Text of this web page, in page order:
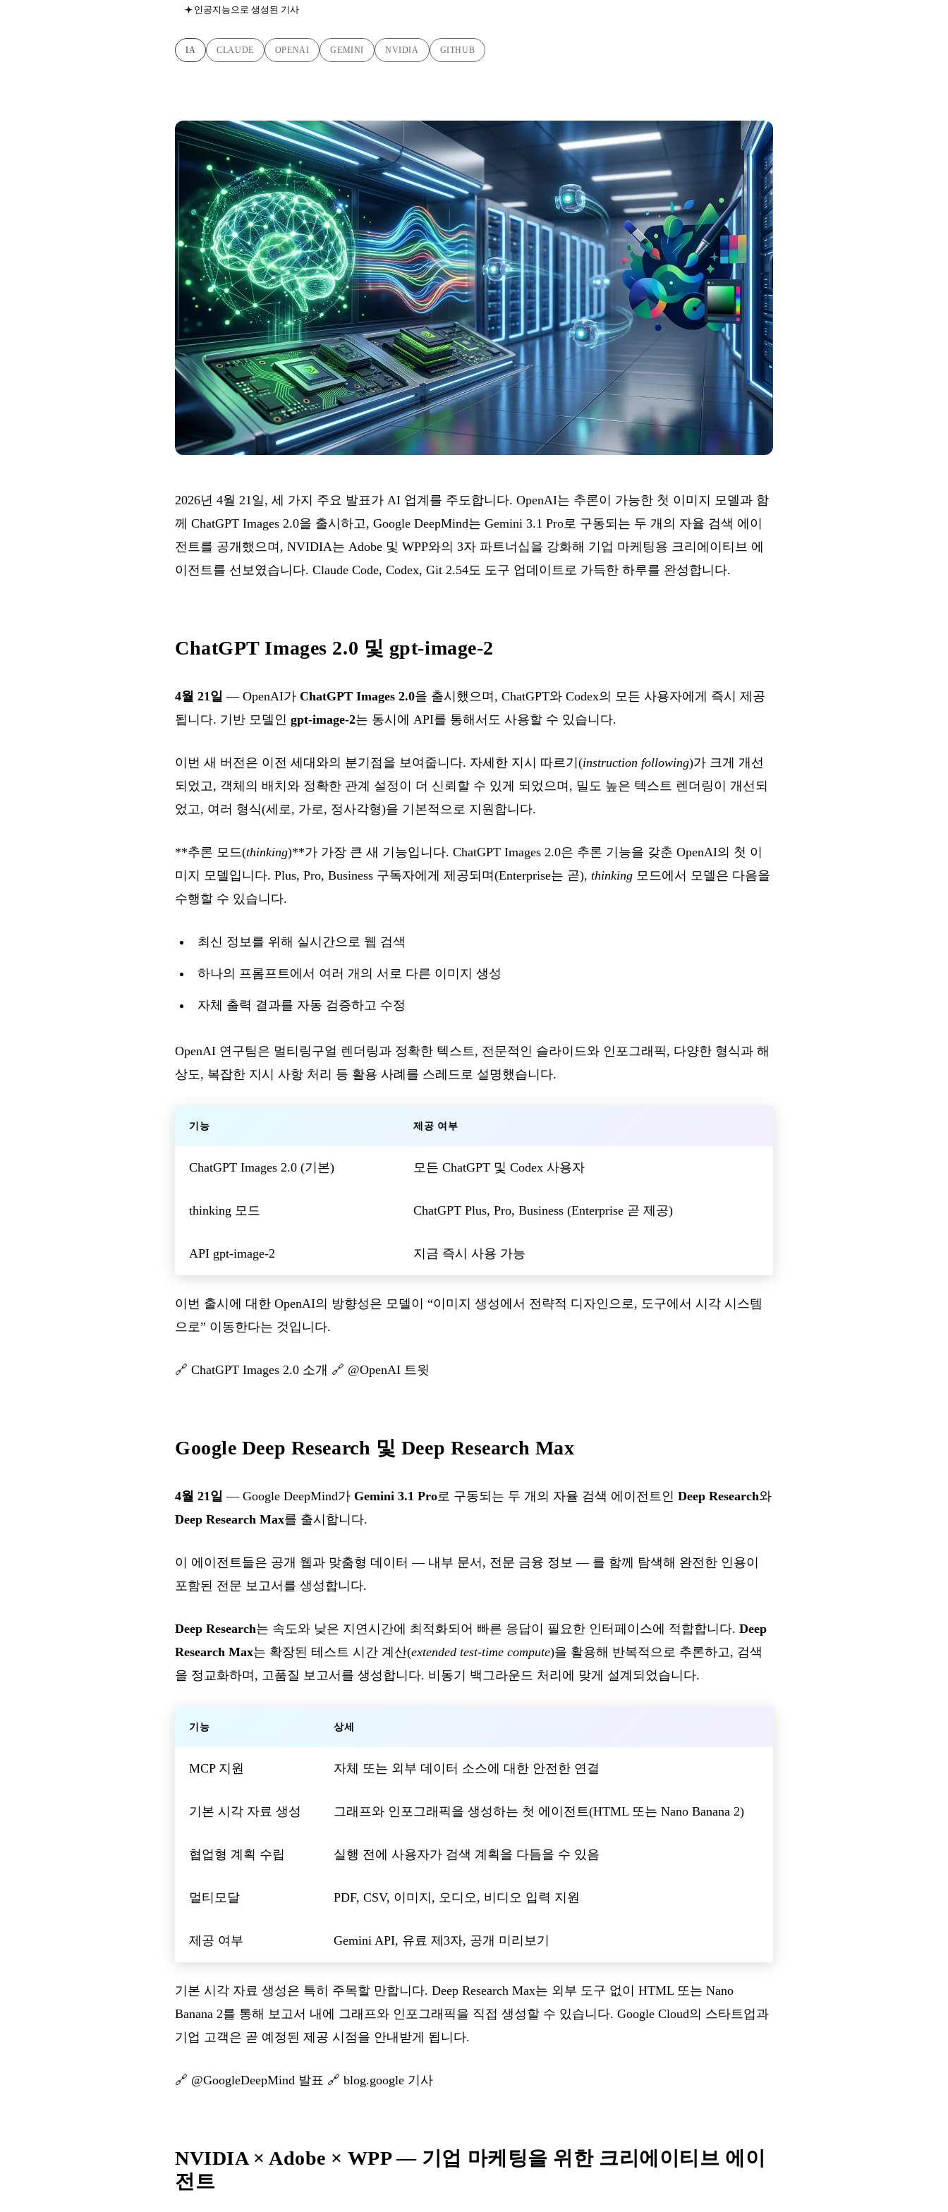
인공지능으로 생성된 기사
IA CLAUDE OPENAI GEMINI NVIDIA GITHUB
2026년 4월 21일, 세 가지 주요 발표가 AI 업계를 주도합니다. OpenAI는 추론이 가능한 첫 이미지 모델과 함
께 ChatGPT Images 2.0을 출시하고, Google DeepMind는 Gemini 3.1 Pro로 구동되는 두 개의 자율 검색 에이
전트를 공개했으며, NVIDIA는 Adobe 및 WPP와의 3자 파트너십을 강화해 기업 마케팅용 크리에이티브 에
이전트를 선보였습니다. Claude Code, Codex, Git 2.54도 도구 업데이트로 가득한 하루를 완성합니다.
ChatGPT Images 2.0 및 gpt-image-2
4월 21일 — OpenAI가 ChatGPT Images 2.0을 출시했으며, ChatGPT와 Codex의 모든 사용자에게 즉시 제공
됩니다. 기반 모델인 gpt-image-2는 동시에 API를 통해서도 사용할 수 있습니다.
이번 새 버전은 이전 세대와의 분기점을 보여줍니다. 자세한 지시 따르기(instruction following)가 크게 개선
되었고, 객체의 배치와 정확한 관계 설정이 더 신뢰할 수 있게 되었으며, 밀도 높은 텍스트 렌더링이 개선되
었고, 여러 형식(세로, 가로, 정사각형)을 기본적으로 지원합니다.
**추론 모드(thinking)**가 가장 큰 새 기능입니다. ChatGPT Images 2.0은 추론 기능을 갖춘 OpenAI의 첫 이
미지 모델입니다. Plus, Pro, Business 구독자에게 제공되며(Enterprise는 곧), thinking 모드에서 모델은 다음을
수행할 수 있습니다.
최신 정보를 위해 실시간으로 웹 검색
하나의 프롬프트에서 여러 개의 서로 다른 이미지 생성
자체 출력 결과를 자동 검증하고 수정
OpenAI 연구팀은 멀티링구얼 렌더링과 정확한 텍스트, 전문적인 슬라이드와 인포그래픽, 다양한 형식과 해
상도, 복잡한 지시 사항 처리 등 활용 사례를 스레드로 설명했습니다.
기능 제공 여부
ChatGPT Images 2.0 (기본) 모든 ChatGPT 및 Codex 사용자
thinking 모드 ChatGPT Plus, Pro, Business (Enterprise 곧 제공)
API gpt-image-2 지금 즉시 사용 가능
이번 출시에 대한 OpenAI의 방향성은 모델이 “이미지 생성에서 전략적 디자인으로, 도구에서 시각 시스템
으로” 이동한다는 것입니다.
🔗 ChatGPT Images 2.0 소개 🔗 @OpenAI 트윗
Google Deep Research 및 Deep Research Max
4월 21일 — Google DeepMind가 Gemini 3.1 Pro로 구동되는 두 개의 자율 검색 에이전트인 Deep Research와
Deep Research Max를 출시합니다.
이 에이전트들은 공개 웹과 맞춤형 데이터 — 내부 문서, 전문 금융 정보 — 를 함께 탐색해 완전한 인용이
포함된 전문 보고서를 생성합니다.
Deep Research는 속도와 낮은 지연시간에 최적화되어 빠른 응답이 필요한 인터페이스에 적합합니다. Deep
Research Max는 확장된 테스트 시간 계산(extended test-time compute)을 활용해 반복적으로 추론하고, 검색
을 정교화하며, 고품질 보고서를 생성합니다. 비동기 백그라운드 처리에 맞게 설계되었습니다.
기능 상세
MCP 지원 자체 또는 외부 데이터 소스에 대한 안전한 연결
기본 시각 자료 생성 그래프와 인포그래픽을 생성하는 첫 에이전트(HTML 또는 Nano Banana 2)
협업형 계획 수립 실행 전에 사용자가 검색 계획을 다듬을 수 있음
멀티모달 PDF, CSV, 이미지, 오디오, 비디오 입력 지원
제공 여부 Gemini API, 유료 제3자, 공개 미리보기
기본 시각 자료 생성은 특히 주목할 만합니다. Deep Research Max는 외부 도구 없이 HTML 또는 Nano
Banana 2를 통해 보고서 내에 그래프와 인포그래픽을 직접 생성할 수 있습니다. Google Cloud의 스타트업과
기업 고객은 곧 예정된 제공 시점을 안내받게 됩니다.
🔗 @GoogleDeepMind 발표 🔗 blog.google 기사
NVIDIA × Adobe × WPP — 기업 마케팅을 위한 크리에이티브 에이
전트